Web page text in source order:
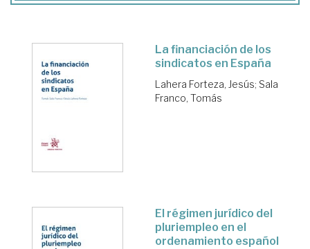
La financiación de los
sindicatos en España
Lahera Forteza, Jesús; Sala
Franco, Tomás
El régimen jurídico del
pluriempleo en el
ordenamiento español